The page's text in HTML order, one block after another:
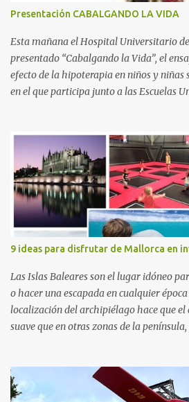
s
Presentación CABALGANDO LA VIDA
Esta mañana el Hospital Universitario
presentado “Cabalgando la Vida”, el
efecto de la hipoterapia en niños y niñas
en el que participa junto a las Escuelas
presencia de Emilio Zegrí, presidente de
Anna Llort, adjunta del Servicio de
Hospital Vall d’Hebron e investigadora
Traslacional en Cáncer en la Infancia y
d’Hebron Instituto de Investigación
del Servicio de Oncología Pediátrica del
de Investigación Traslacional en Cáncer
Adolescencia del VHIR y Teresa Xipell,
hipoterapia en la Fundación Federica
asesoría de ...
9 ideas para disfrutar de Mallorca en
Las Islas Baleares son el lugar idóneo
o hacer una escapada en cualquier
localización del archipiélago hace que
suave que en otras zonas de la península,
ejemplo, ofrece un amplio abanico de
actividades al aire libre, propuestas